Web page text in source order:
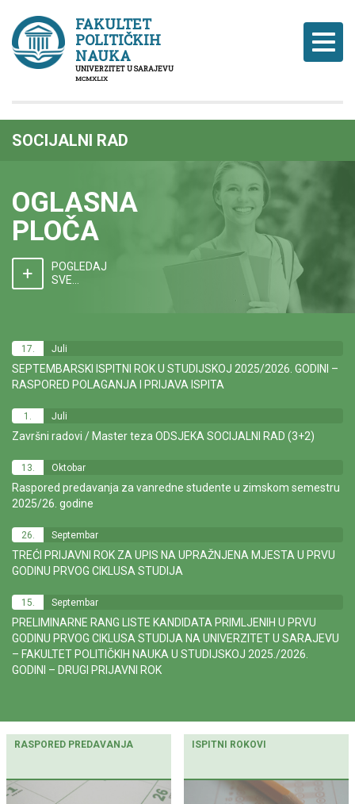
FAKULTET
POLITIČKIH
NAUKA
UNIVERZITET U SARAJEVU
MCMXLIX
SOCIJALNI RAD
OGLASNA
PLOČA
POGLEDAJ
SVE...
17. Juli
SEPTEMBARSKI ISPITNI ROK U STUDIJSKOJ 2025/2026. GODINI –
RASPORED POLAGANJA I PRIJAVA ISPITA
1. Juli
Završni radovi / Master teza ODSJEKA SOCIJALNI RAD (3+2)
13. Oktobar
Raspored predavanja za vanredne studente u zimskom semestru
2025/26. godine
26. Septembar
TREĆI PRIJAVNI ROK ZA UPIS NA UPRAŽNJENA MJESTA U PRVU
GODINU PRVOG CIKLUSA STUDIJA
15. Septembar
PRELIMINARNE RANG LISTE KANDIDATA PRIMLJENIH U PRVU
GODINU PRVOG CIKLUSA STUDIJA NA UNIVERZITET U SARAJEVU
– FAKULTET POLITIČKIH NAUKA U STUDIJSKOJ 2025./2026.
GODINI – DRUGI PRIJAVNI ROK
RASPORED PREDAVANJA ISPITNI ROKOVI